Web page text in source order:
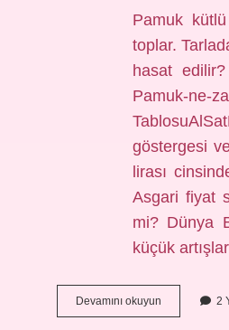
Pamuk
toplar.
hasat
Pamuk-ne-
göstergesi
lirası
Asgari fiyat
mi? Dünya
küçük
Devamını okuyun
Pamuk
2